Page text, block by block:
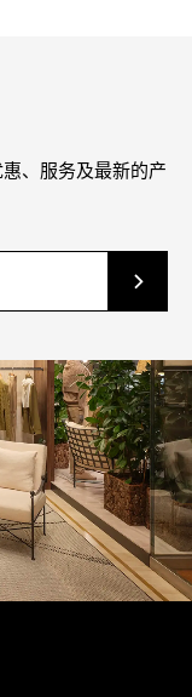
、服务及最新的产